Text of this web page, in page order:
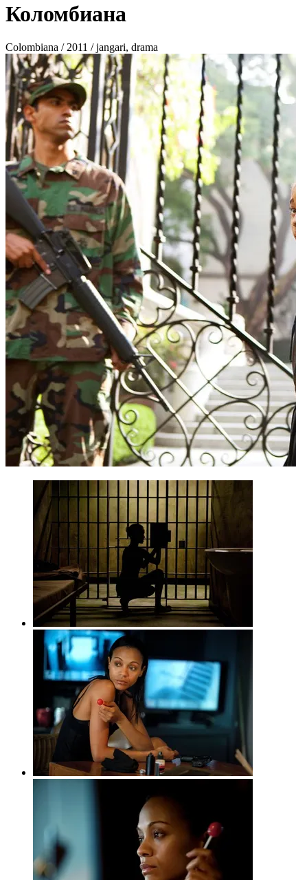
Коломбиана
Colombiana / 2011 / jangari, drama